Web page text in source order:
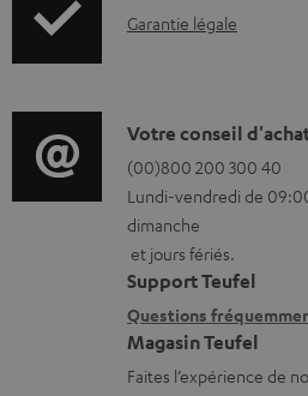
s
l
é
c
h
a
r
g
e
r
t
i
o
n
s
r
e
I
o
r
m
a
t
i
o
n
Garantie légale
D
é
t
a
i
l
s
c
Votre conseil
(00)800 200 300 40
Lundi-vendredi de
dimanche
et jours fériés.
Support Teufel
Questions
Magasin Teufel
Faites l’expérience de